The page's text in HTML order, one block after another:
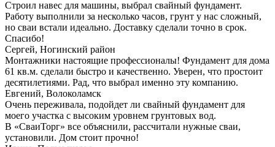
Строил навес для машины, выбрал свайный фундамент.
Работу выполнили за несколько часов, грунт у нас сложный,
но сваи встали идеально. Доставку сделали точно в срок.
Спасибо!
Сергей, Ногинский район
Монтажники настоящие профессионалы! Фундамент для дома
61 кв.м. сделали быстро и качественно. Уверен, что простоит
десятилетиями. Рад, что выбрал именно эту компанию.
Евгений, Волоколамск
Очень переживала, подойдет ли свайный фундамент для
моего участка с высоким уровнем грунтовых вод.
В «СваиТорг» все объяснили, рассчитали нужные сваи,
установили. Дом стоит прочно!